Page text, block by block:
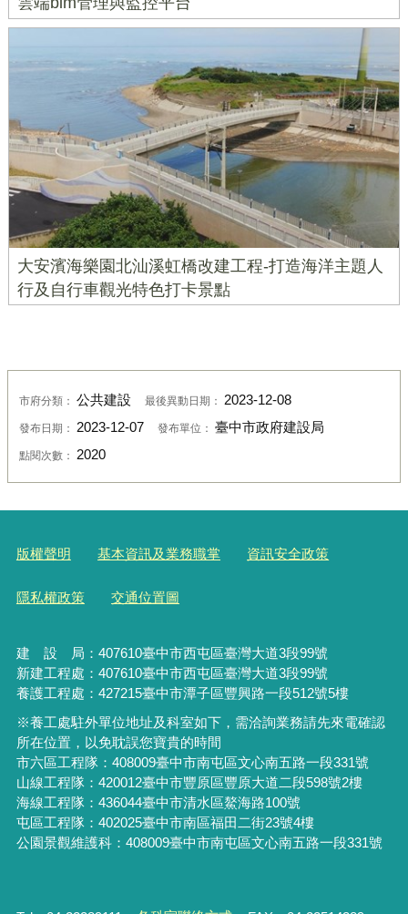
大安濱海樂園北汕溪虹橋改建工程-打造海洋主題人
行及自行車觀光特色打卡景點
市府分類： 公共建設 最後異動日期： 2023-12-08
發布日期： 2023-12-07 發布單位： 臺中市政府建設局
點閱次數： 2020
版權聲明 基本資訊及業務職掌 資訊安全政策
隱私權政策 交通位置圖
建 設 局： 407610臺中市西屯區臺灣大道3段99號
新建工程處：407610臺中市西屯區臺灣大道3段99號
養護工程處：427215臺中市潭子區豐興路一段512號5樓
※養工處駐外單位地址及科室如下，需洽詢業務請先來電確認
所在位置，以免耽誤您寶貴的時間
市六區工程隊：408009臺中市南屯區文心南五路一段331號
山線工程隊：420012臺中市豐原區豐原大道二段598號2樓
海線工程隊：436044臺中市清水區鰲海路100號
屯區工程隊：402025臺中市南區福田二街23號4樓
公園景觀維護科：408009臺中市南屯區文心南五路一段331號